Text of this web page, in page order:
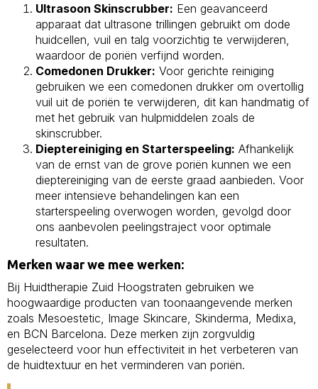
Ultrasoon Skinscrubber: Een geavanceerd
apparaat dat ultrasone trillingen gebruikt om dode
huidcellen, vuil en talg voorzichtig te verwijderen,
waardoor de poriën verfijnd worden.
Comedonen Drukker: Voor gerichte reiniging
gebruiken we een comedonen drukker om overtollig
vuil uit de poriën te verwijderen, dit kan handmatig of
met het gebruik van hulpmiddelen zoals de
skinscrubber.
Dieptereiniging en Starterspeeling: Afhankelijk
van de ernst van de grove poriën kunnen we een
dieptereiniging van de eerste graad aanbieden. Voor
meer intensieve behandelingen kan een
starterspeeling overwogen worden, gevolgd door
ons aanbevolen peelingstraject voor optimale
resultaten.
Merken waar we mee werken:
Bij Huidtherapie Zuid Hoogstraten gebruiken we
hoogwaardige producten van toonaangevende merken
zoals Mesoestetic, Image Skincare, Skinderma, Medixa,
en BCN Barcelona. Deze merken zijn zorgvuldig
geselecteerd voor hun effectiviteit in het verbeteren van
de huidtextuur en het verminderen van poriën.